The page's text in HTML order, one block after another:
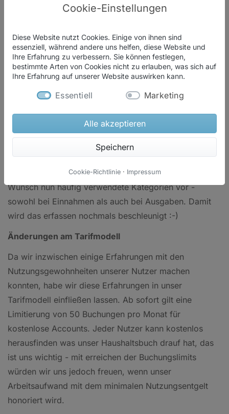
Funktionen
Preise
Was ist neu?
Beim Anlegen von Buchungen schlägt das System auf
Wunsch nun häufig verwendete Kategorien vor -
sowohl bei Einnahmen als auch bei Ausgaben. Damit
wird das erfassen nochmals beschleunigt :-)
Änderungen am Tarifmodell
Da wir inzwischen einige Erfahrungen mit den
Nutzungsgewohnheiten unserer Nutzer machen
konnten, habe wir diese Erfahrungen in unser
Tarifmodell einfließen lassen. Ab sofort gilt eine
Limitierung von 50 Buchungen pro Monat für
kostenlose Accounts. Jeder Nutzer kann kostenlos
herausfinden was unser Haushaltsbuch drauf hat, das
ist uns wichtig - mit erreichen der Buchungslimits
würden wir uns jedoch freuen, wenn unser
Arbeitsaufwand mit dem minimalen Nutzungsentgelt
honoriert wird.
Cookie-Einstellungen
Diese Website nutzt Cookies. Einige von ihnen sind
essenziell, während andere uns helfen, diese Website und
Ihre Erfahrung zu verbessern. Sie können festlegen,
bestimmte Arten von Cookies nicht zu erlauben, was sich auf
Ihre Erfahrung auf unserer Website auswirken kann.
Essentiell Marketing
Alle akzeptieren
Speichern
Cookie-Richtlinie · Impressum